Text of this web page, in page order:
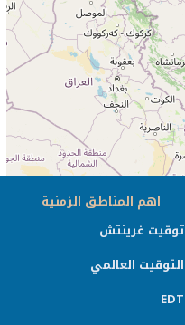
اهم المناطق الزمنية
توقيت غرينتش
التوقيت العالمي
EDT